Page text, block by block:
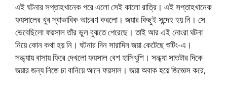
এই ঘটনার সপ্তাহখানেক পরে এলো সেই কালো রাত্রি। এই সপ্তাহখানেক
ফয়সালের খুব স্বাভাবিক আচরণ করলো। জয়ার কিছুই সন্দেহ হয় নি। সে
ভেবেছিলো ফয়সাল তাঁর ভুল বুঝতে পেরেছে। তাই আর এই নোংরা ঘটনা
নিয়ে কোন কথা হয় নি। ঘটনার দিন সারাদিন জয়া কেটেছে শুটিং-এ।
সন্ধ্যায় বাসায় ফিরে দেখলো ফয়সাল বেশ হাসিখুশি। সন্ধ্যা সাতটার দিকে
জয়ার জন্য নিজে চা বানিয়ে আনে ফয়সাল। জয়া অবাক হয়ে জিজ্ঞেস করে,